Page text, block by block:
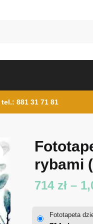
tel.: 881 31 71 81
rybami
714 zł –
Fototapeta